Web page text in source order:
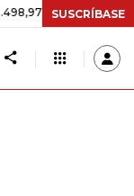
+$ 8.753,81 +2,19%
SUSCRÍBASE